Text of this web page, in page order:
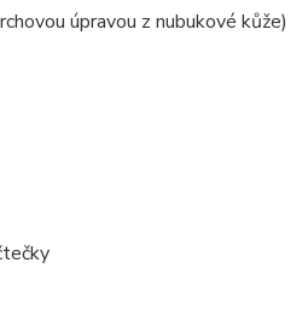
úpravou z nubukové kůže)